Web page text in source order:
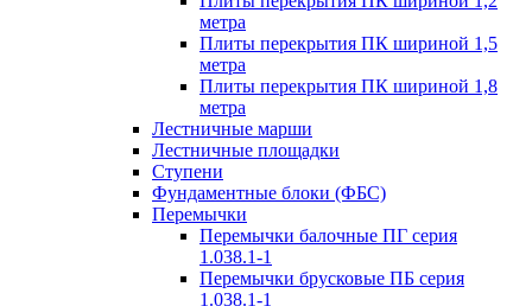
метра
Плиты перекрытия ПК шириной 1,5
метра
Плиты перекрытия ПК шириной 1,8
метра
Лестничные марши
Лестничные площадки
Ступени
Фундаментные блоки (ФБС)
Перемычки
Перемычки балочные ПГ серия
1.038.1-1
Перемычки брусковые ПБ серия
1.038.1-1